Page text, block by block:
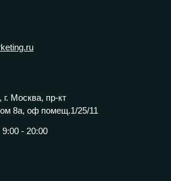
г. Москва, пр-кт
8а, оф помещ.1/25/11
9:00 - 20:00